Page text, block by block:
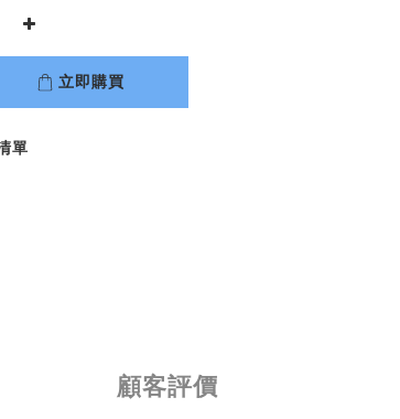
立即購買
單
顧客評價